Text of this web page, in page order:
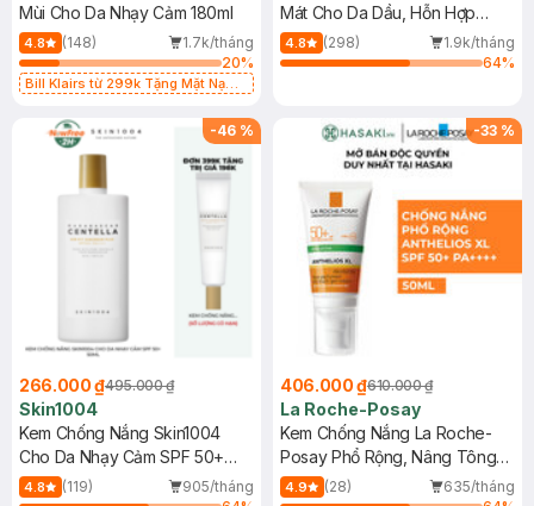
Mùi Cho Da Nhạy Cảm 180ml
4.8 (148)
1.7k/tháng
20%
Bill Klairs từ 299k Tặng Mặt Nạ
25ml (SL Có Hạn)
Mát Cho Da Dầu, Hỗn Hợp
400ml
4.8 (298)
1.9k/tháng
64%
-46 %
266.000 ₫495.000 ₫
Skin1004
Kem Chống Nắng Skin1004
Cho Da Nhạy Cảm SPF 50+
50ml
4.8 (119)
905/tháng
-33 %
406.000 ₫610.000 ₫
La Roche-Posay
Kem Chống Nắng La Roche-
Posay Phổ Rộng, Nâng Tông
Kiềm Dầu 50ml
4.9 (28)
635/tháng